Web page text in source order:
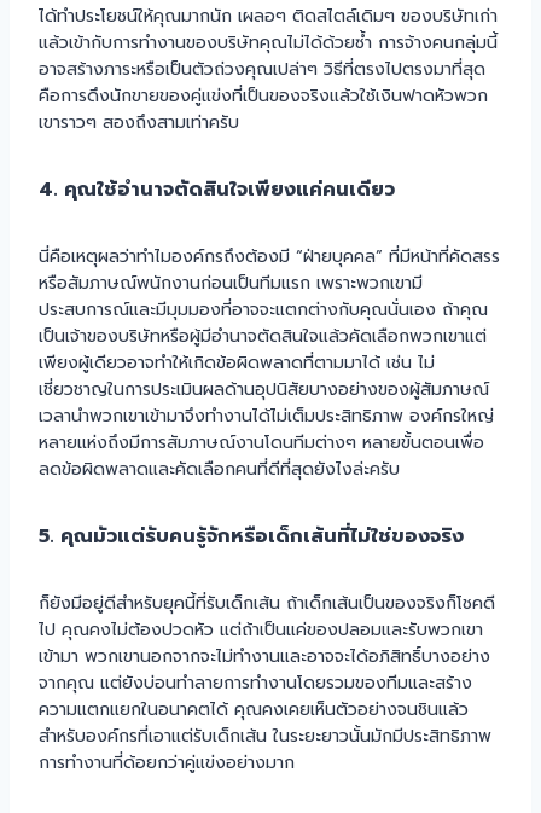
ได้ทำประโยชน์ให้คุณมากนัก เผลอๆ ติดสไตล์เดิมๆ ของบริษัทเก่า
แล้วเข้ากับการทำงานของบริษัทคุณไม่ได้ด้วยซ้ำ การจ้างคนกลุ่มนี้
อาจสร้างภาระหรือเป็นตัวถ่วงคุณเปล่าๆ วิธีที่ตรงไปตรงมาที่สุด
คือการดึงนักขายของคู่แข่งที่เป็นของจริงแล้วใช้เงินฟาดหัวพวก
เขาราวๆ สองถึงสามเท่าครับ
4. คุณใช้อำนาจตัดสินใจเพียงแค่คนเดียว
นี่คือเหตุผลว่าทำไมองค์กรถึงต้องมี “ฝ่ายบุคคล” ที่มีหน้าที่คัดสรร
หรือสัมภาษณ์พนักงานก่อนเป็นทีมแรก เพราะพวกเขามี
ประสบการณ์และมีมุมมองที่อาจจะแตกต่างกับคุณนั่นเอง ถ้าคุณ
เป็นเจ้าของบริษัทหรือผู้มีอำนาจตัดสินใจแล้วคัดเลือกพวกเขาแต่
เพียงผู้เดียวอาจทำให้เกิดข้อผิดพลาดที่ตามมาได้ เช่น ไม่
เชี่ยวชาญในการประเมินผลด้านอุปนิสัยบางอย่างของผู้สัมภาษณ์
เวลานำพวกเขาเข้ามาจึงทำงานได้ไม่เต็มประสิทธิภาพ องค์กรใหญ่
หลายแห่งถึงมีการสัมภาษณ์งานโดนทีมต่างๆ หลายขั้นตอนเพื่อ
ลดข้อผิดพลาดและคัดเลือกคนที่ดีที่สุดยังไงล่ะครับ
5. คุณมัวแต่รับคนรู้จักหรือเด็กเส้นที่ไม่ใช่ของจริง
ก็ยังมีอยู่ดีสำหรับยุคนี้ที่รับเด็กเส้น ถ้าเด็กเส้นเป็นของจริงก็โชคดี
ไป คุณคงไม่ต้องปวดหัว แต่ถ้าเป็นแค่ของปลอมและรับพวกเขา
เข้ามา พวกเขานอกจากจะไม่ทำงานและอาจจะได้อภิสิทธิ์บางอย่าง
จากคุณ แต่ยังบ่อนทำลายการทำงานโดยรวมของทีมและสร้าง
ความแตกแยกในอนาคตได้ คุณคงเคยเห็นตัวอย่างจนชินแล้ว
สำหรับองค์กรที่เอาแต่รับเด็กเส้น ในระยะยาวนั้นมักมีประสิทธิภาพ
การทำงานที่ด้อยกว่าคู่แข่งอย่างมาก